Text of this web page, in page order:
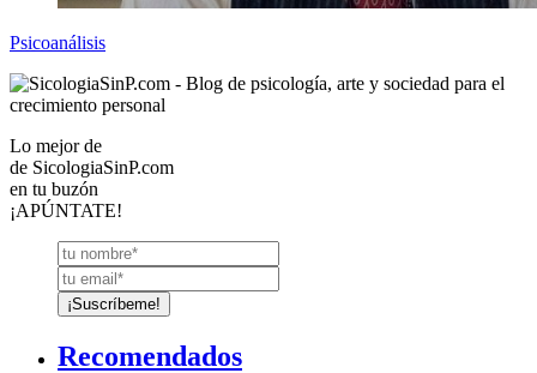
Psicoanálisis
Lo mejor de
de SicologiaSinP.com
en tu buzón
¡APÚNTATE!
Recomendados